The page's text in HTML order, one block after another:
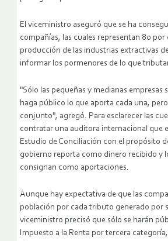
El viceministro aseguró que se ha
compañías, las cuales representan 80 por
producción de las industrias extractivas
informar los pormenores de lo que
"Sólo las pequeñas y medianas empresas
haga público lo que aporta cada una,
conjunto", agregó. Para esclarecer las
contratar una auditora internacional que
Estudio de Conciliación con el propósito
gobierno reporta como dinero recibido y
consignan como aportaciones.
Aunque hay expectativa de que las
población por cada tributo generado por
viceministro precisó que sólo se harán
Impuesto a la Renta por tercera